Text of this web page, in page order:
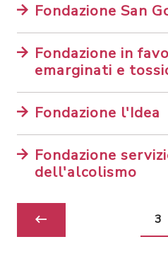
Fondazione San
Fondazione in
emarginati e
Fondazione l'Idea
Fondazione
dell'alcolismo
3